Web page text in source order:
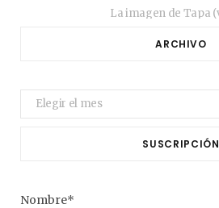
ARCHIVO
Archivo
SUSCRIPCIÓN
Nombre*